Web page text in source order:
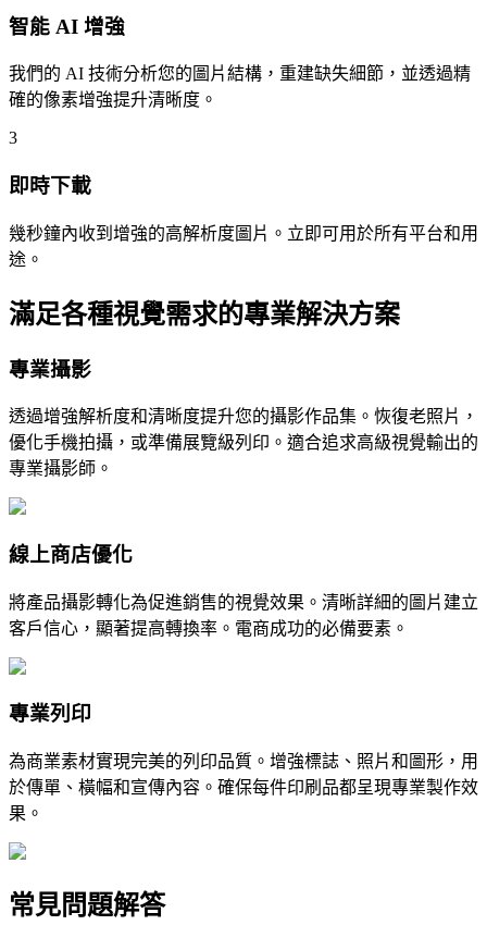
智能 AI 增強
我們的 AI 技術分析您的圖片結構，重建缺失細節，並透過精
確的像素增強提升清晰度。
3
即時下載
幾秒鐘內收到增強的高解析度圖片。立即可用於所有平台和用
途。
滿足各種視覺需求的專業解決方案
專業攝影
透過增強解析度和清晰度提升您的攝影作品集。恢復老照片，
優化手機拍攝，或準備展覽級列印。適合追求高級視覺輸出的
專業攝影師。
線上商店優化
將產品攝影轉化為促進銷售的視覺效果。清晰詳細的圖片建立
客戶信心，顯著提高轉換率。電商成功的必備要素。
專業列印
為商業素材實現完美的列印品質。增強標誌、照片和圖形，用
於傳單、橫幅和宣傳內容。確保每件印刷品都呈現專業製作效
果。
常見問題解答